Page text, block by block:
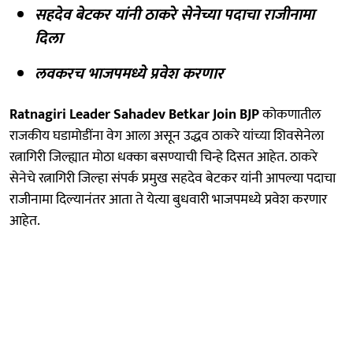
सहदेव बेटकर यांनी ठाकरे सेनेच्या पदाचा राजीनामा
दिला
लवकरच भाजपमध्ये प्रवेश करणार
Ratnagiri Leader Sahadev Betkar Join BJPकोकणातील
राजकीय घडामोडींना वेग आला असून उद्धव ठाकरे यांच्या शिवसेनेला
रत्नागिरी जिल्ह्यात मोठा धक्का बसण्याची चिन्हे दिसत आहेत. ठाकरे
सेनेचे रत्नागिरी जिल्हा संपर्क प्रमुख सहदेव बेटकर यांनी आपल्या पदाचा
राजीनामा दिल्यानंतर आता ते येत्या बुधवारी भाजपमध्ये प्रवेश करणार
आहेत.